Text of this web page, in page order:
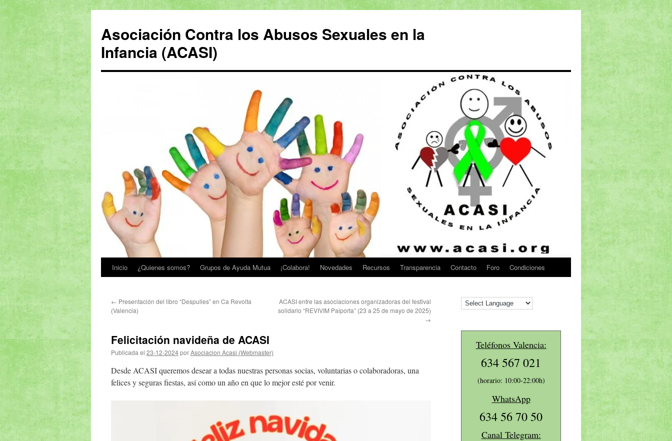
contenido
Asociación Contra los Abusos Sexuales en la
Infancia (ACASI)
Inicio ¿Quienes somos? Grupos de Ayuda Mutua ¡Colabora! Novedades Recursos Transparencia Contacto Foro Condiciones
← Presentación del libro “Despulles” en Ca Revolta
(Valencia)
ACASI entre las asociaciones organizadoras del festival
solidario “REVIVIM Paiporta” (23 a 25 de mayo de 2025)
→
Felicitación navideña de ACASI
Publicada el 23-12-2024porAsociacion Acasi (Webmaster)
Desde ACASI queremos desear a todas nuestras personas socias, voluntarias o colaboradoras, una
felices y seguras fiestas, así como un año en que lo mejor esté por venir.
Teléfonos Valencia:
634 567 021
(horario: 10:00-22:00h)
WhatsApp
634 56 70 50
Canal Telegram: